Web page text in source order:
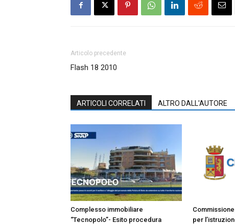
Articolo precedente
Flash 18 2010
ARTICOLI CORRELATI ALTRO DALL'AUTORE
Complesso immobiliare
“Tecnopolo”- Esito procedura
per